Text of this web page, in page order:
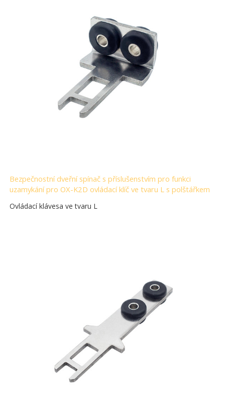
Bezpečnostní dveřní spínač s příslušenstvím pro funkci
uzamykání pro OX-K2D ovládací klíč ve tvaru L s polštářkem
Ovládací klávesa ve tvaru L